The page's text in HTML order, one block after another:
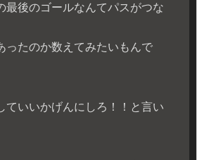
最後のゴールなんてパスがつな
ったのか数えてみたいもんで
ていいかげんにしろ！！と言い